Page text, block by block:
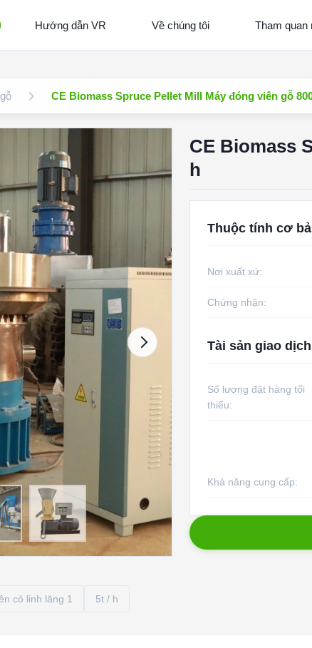
Hướng dẫn VR Về chúng tôi Tham quan
CE Biomass Spruce Pellet Mill Máy đóng viên gỗ
CE Biomass
h
Thuộc tính cơ
Nơi xuất xứ:
Chứng nhận:
Tài sản giao dịch
Số lượng đặt hàng tối
thiểu:
Khả năng cung cấp:
cỏ linh lăng 1 5t / h